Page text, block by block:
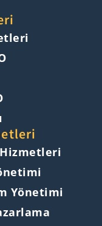
Hizmetleri
Yönetimi